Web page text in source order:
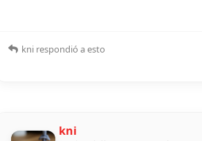
kni respondió a esto
kni